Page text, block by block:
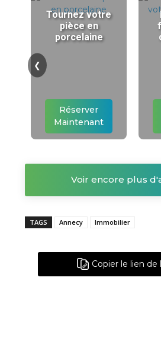
Tournez votre
pièce en
porcelaine
Réserver
Maintenant
❮
Voir encore plus
TAGS Annecy Immobilier
Copier le lien de